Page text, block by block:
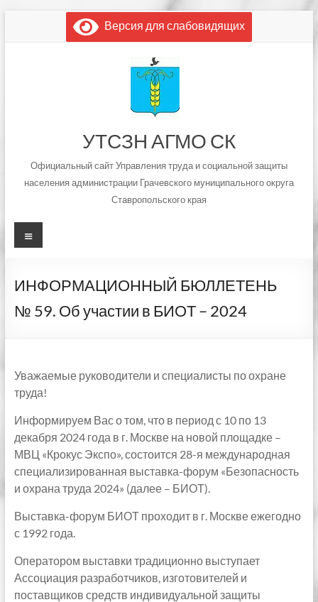
содержимому
Версия для слабовидящих
УТСЗН АГМО СК
Официальный сайт Управления труда и социальной защиты
населения администрации Грачевского муниципального округа
Ставропольского края
Меню
ИНФОРМАЦИОННЫЙ БЮЛЛЕТЕНЬ
№ 59. Об участии в БИОТ – 2024
Уважаемые руководители и специалисты по охране
труда!
Информируем Вас о том, что в период с 10 по 13
декабря 2024 года в г. Москве на новой площадке –
МВЦ «Крокус Экспо», состоится 28-я международная
специализированная выставка-форум «Безопасность
и охрана труда 2024» (далее – БИОТ).
Выставка-форум БИОТ проходит в г. Москве ежегодно
с 1992 года.
Оператором выставки традиционно выступает
Ассоциация разработчиков, изготовителей и
поставщиков средств индивидуальной защиты